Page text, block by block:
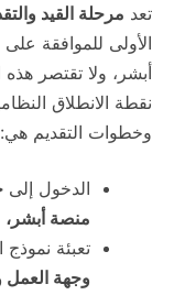
تعد مرحلة القيد
الأولى للموافقة
أبشر، ولا تقتصر هذه
نقطة الانطلاق
وخطوات التقديم هي:
الدخول إلى
منصة أبشر،
تعبئة
وجهة العمل